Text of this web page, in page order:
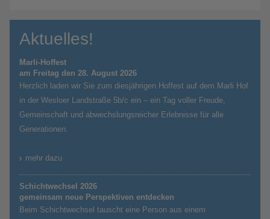
Aktuelles!
Marli-Hoffest
am Freitag den 28. August 2026
Herzlich laden wir Sie zum diesjährigen Hoffest auf dem Marli Hof
in der Wesloer Landstraße 5b/c ein – ein Tag voller Freude,
Gemeinschaft und abwechslungsreicher Erlebnisse für alle
Generationen.
mehr dazu
Schichtwechsel 2026
gemeinsam neue Perspektiven entdecken
Beim Schichtwechsel tauscht eine Person aus einem